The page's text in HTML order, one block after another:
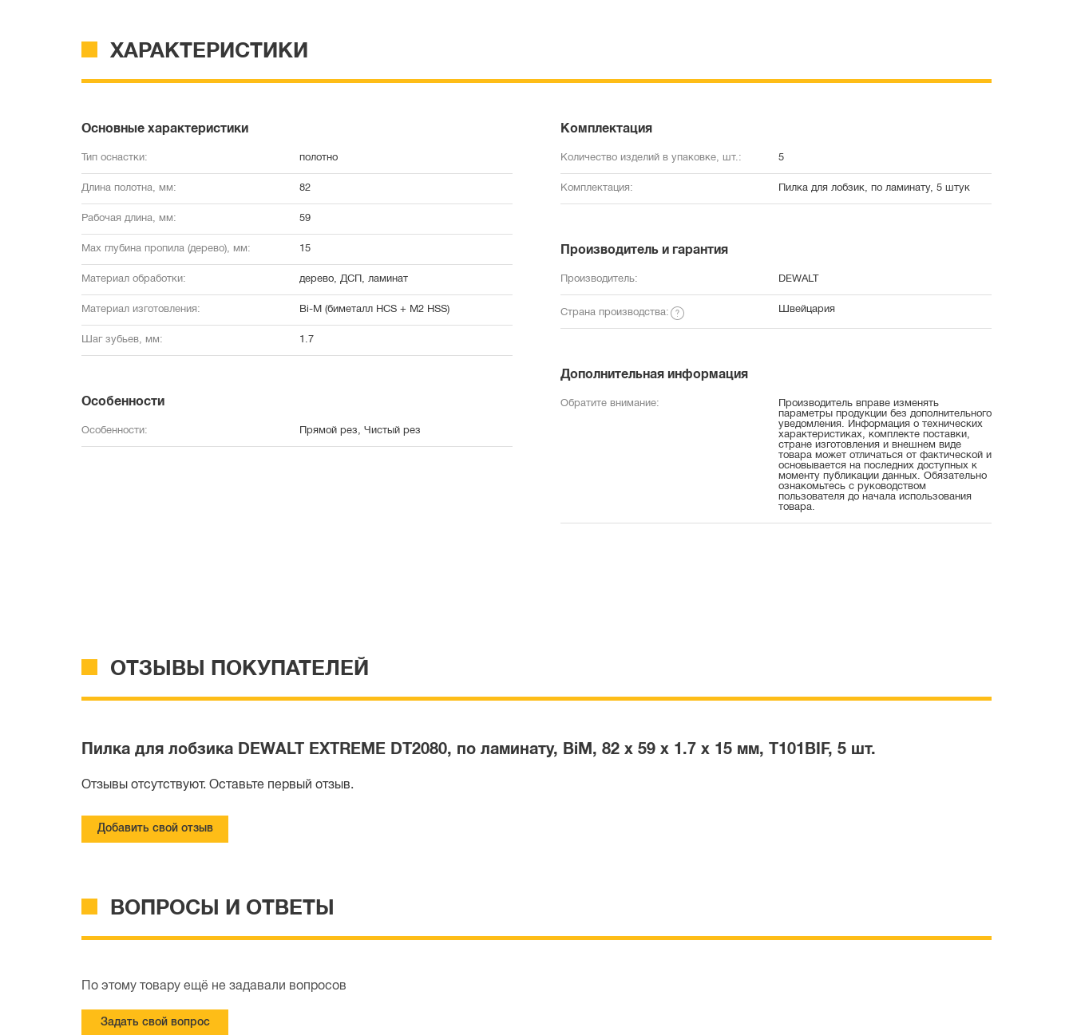
ХАРАКТЕРИСТИКИ
Основные характеристики
Тип оснастки: полотно
Длина полотна, мм: 82
Рабочая длина, мм: 59
Мах глубина пропила (дерево), мм: 15
Материал обработки: дерево, ДСП, ламинат
Материал изготовления: Bi-M (биметалл HCS + M2 HSS)
Шаг зубьев, мм: 1.7
Особенности
Особенности: Прямой рез, Чистый рез
Комплектация
Количество изделий в упаковке, шт.: 5
Комплектация: Пилка для лобзик, по ламинату, 5 штук
Производитель и гарантия
Производитель: DEWALT
Страна производства: Швейцария
Дополнительная информация
Обратите внимание:
Производитель вправе изменять
параметры продукции без дополнительного
уведомления. Информация о технических
характеристиках, комплекте поставки,
стране изготовления и внешнем виде
товара может отличаться от фактической и
основывается на последних доступных к
моменту публикации данных. Обязательно
ознакомьтесь с руководством
пользователя до начала использования
товара.
ОТЗЫВЫ ПОКУПАТЕЛЕЙ
Пилка для лобзика DEWALT EXTREME DT2080, по ламинату, BiM, 82 x 59 x 1.7 x 15 мм, T101BIF, 5 шт.
Отзывы отсутствуют. Оставьте первый отзыв.
Добавить свой отзыв
ВОПРОСЫ И ОТВЕТЫ
По этому товару ещё не задавали вопросов
Задать свой вопрос